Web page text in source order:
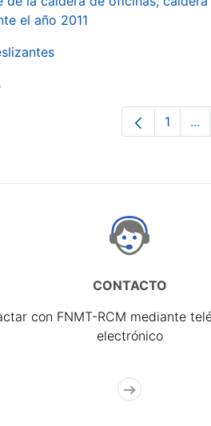
el año 2011
Página
1 ...
CONTACTO
con FNMT-RCM mediante
electrónico